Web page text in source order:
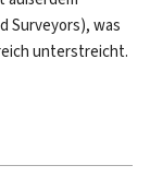
Surveyors), was
unterstreicht.